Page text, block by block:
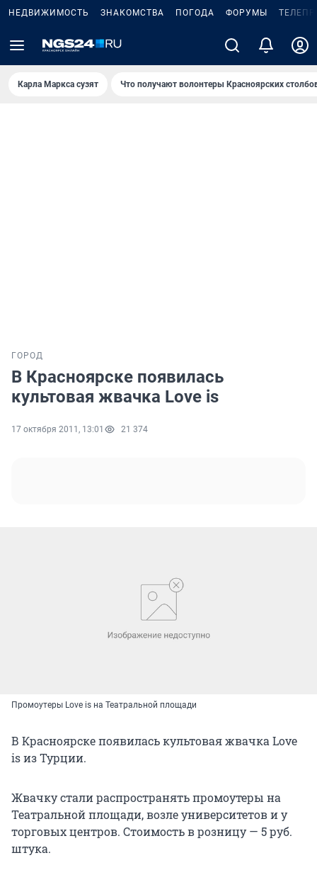
НЕДВИЖИМОСТЬ ЗНАКОМСТВА ПОГОДА ФОРУМЫ
Карла Маркса сузят Что получают волонтеры Красноярских
ГОРОД
В Красноярске появилась
культовая жвачка Love is
17 октября 2011, 13:01 21 374
Промоутеры Love is на Театральной площади
В Красноярске появилась культовая жвачка Love
is из Турции.
Жвачку стали распространять промоутеры на
Театральной площади, возле университетов и у
торговых центров. Стоимость в розницу — 5 руб.
штука.